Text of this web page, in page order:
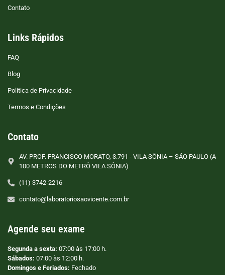
Contato
Links Rápidos
FAQ
Blog
Politica de Privacidade
Termos e Condições
Contato
AV. PROF. FRANCISCO MORATO, 3.791 - VILA SÔNIA – SÃO PAULO (A
100 METROS DO METRÔ VILA SÔNIA)
(11) 3742-2216
contato@laboratoriosaovicente.com.br
Agende seu exame
Segunda a sexta: 07:00 às 17:00 h.
Sábados: 07:00 às 12:00 h.
Domingos e Feriados: Fechado